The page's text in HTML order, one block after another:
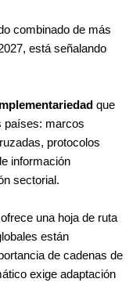
combinado de más
está señalando
que
países: marcos
protocolos
información
sectorial.
una hoja de ruta
están
de cadenas de
exige adaptación